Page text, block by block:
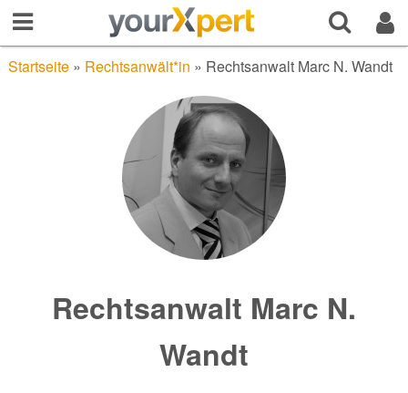
Startseite» Rechtsanwält*in » Rechtsanwalt Marc N. Wandt
Rechtsanwalt Marc N.
Wandt